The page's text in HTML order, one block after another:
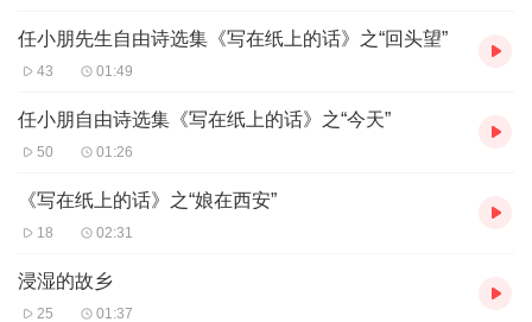
任小朋先生自由诗选集《写在纸上的话》之“回头望”
43 01:49
任小朋自由诗选集《写在纸上的话》之“今天”
50 01:26
《写在纸上的话》之“娘在西安”
18 02:31
浸湿的故乡
25 01:37